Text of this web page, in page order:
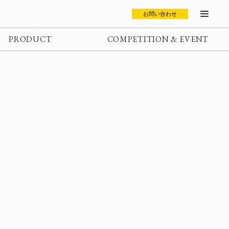
お問い合わせ
PRODUCT COMPETITION & EVENT